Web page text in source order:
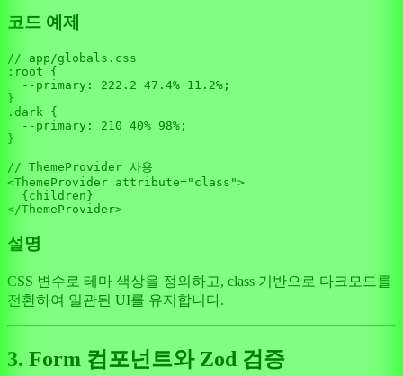
코드 예제
// app/globals.css
:root {
  --
primary : 222.2 47.4% 11.2%;
}
. dark {
  --
primary : 210 40% 98%;
}
// ThemeProvider 사용
<ThemeProvider attribute="class">
  {children}
</ThemeProvider
설명
CSS 변수로 테마 색상을 정의하고, class 기반으로 다크모드를
전환하여 일관된 UI를 유지합니다.
3. Form 컴포넌트와 Zod 검증